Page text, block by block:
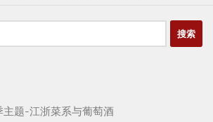
主题-江浙菜系与葡萄酒